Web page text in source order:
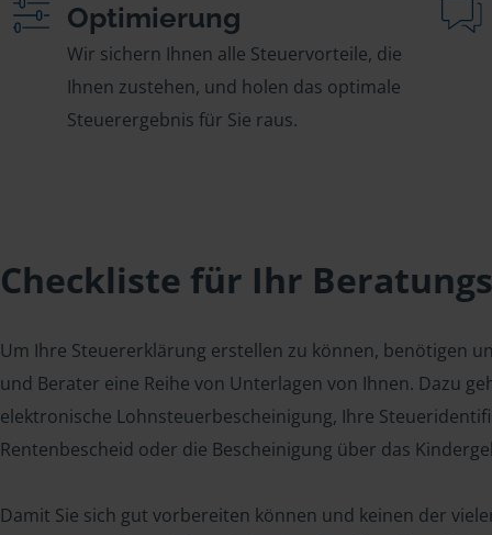
Optimierung
Wir sichern Ihnen alle Steuervorteile, die
Ihnen zustehen, und holen das optimale
Steuerergebnis für Sie raus.
Checkliste für Ihr
Um Ihre Steuererklärung erstellen zu können, benötigen
und Berater eine Reihe von Unterlagen von Ihnen. Dazu
elektronische Lohnsteuerbescheinigung, Ihre
Rentenbescheid oder die Bescheinigung über das
Damit Sie sich gut vorbereiten können und keinen der